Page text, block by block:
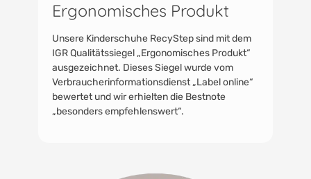
Ergonomisches Produkt
Unsere Kinderschuhe RecyStep sind mit dem
IGR Qualitätssiegel „Ergonomisches Produkt“
ausgezeichnet. Dieses Siegel wurde vom
Verbraucherinformationsdienst „Label online“
bewertet und wir erhielten die Bestnote
„besonders empfehlenswert“.